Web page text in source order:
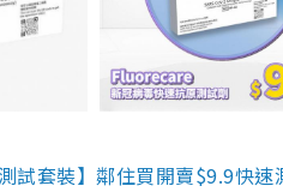
試套裝】鄰住買開賣$9.9快